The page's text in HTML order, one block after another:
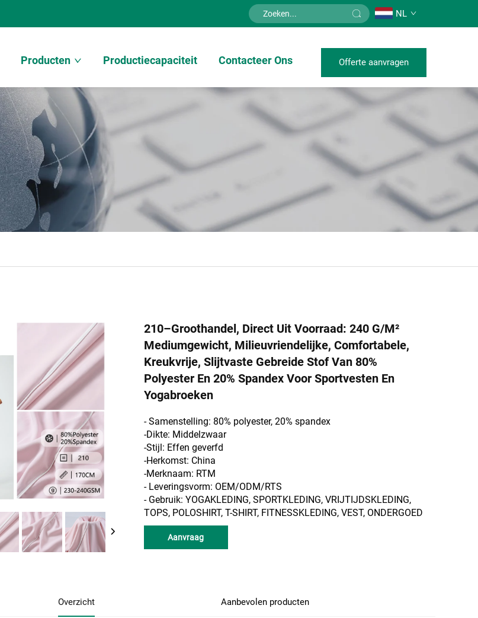
NL
Producten Productiecapaciteit Contacteer Ons Offerte aanvragen
210–Groothandel, Direct Uit Voorraad: 240 G/m²
Mediumgewicht, Milieuvriendelijke, Comfortabele,
Kreukvrije, Slijtvaste Gebreide Stof Van 80%
Polyester En 20% Spandex Voor Sportvesten En
Yogabroeken
- Samenstelling: 80% polyester, 20% spandex
-Dikte: Middelzwaar
-Stijl: Effen geverfd
-Herkomst: China
-Merknaam: RTM
- Leveringsvorm: OEM/ODM/RTS
- Gebruik: YOGAKLEDING, SPORTKLEDING, VRIJTIJDSKLEDING,
TOPS, POLOSHIRT, T-SHIRT, FITNESSKLEDING, VEST, ONDERGOED
Aanvraag
Overzicht Aanbevolen producten